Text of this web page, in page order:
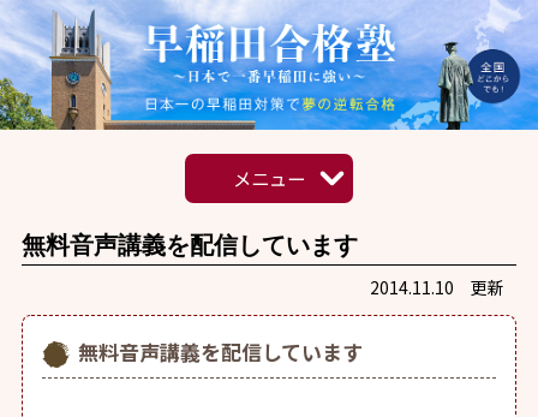
メニュー
HOME
合格への道のり
無料音声講義を配信しています
2014.11.10 更新
無料音声講義を配信しています